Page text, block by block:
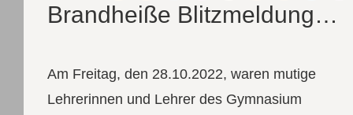
Brandheiße Blitzmeldung…
Am Freitag, den 28.10.2022, waren mutige
Lehrerinnen und Lehrer des Gymnasium